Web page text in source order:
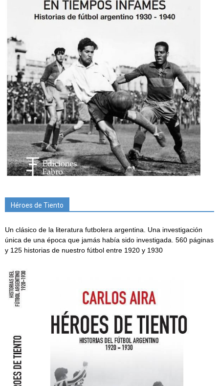
Héroes de Tiento
Un clásico de la literatura futbolera argentina. Una investigación
única de una época que jamás había sido investigada. 560 páginas
y 125 historias de nuestro fútbol entre 1920 y 1930